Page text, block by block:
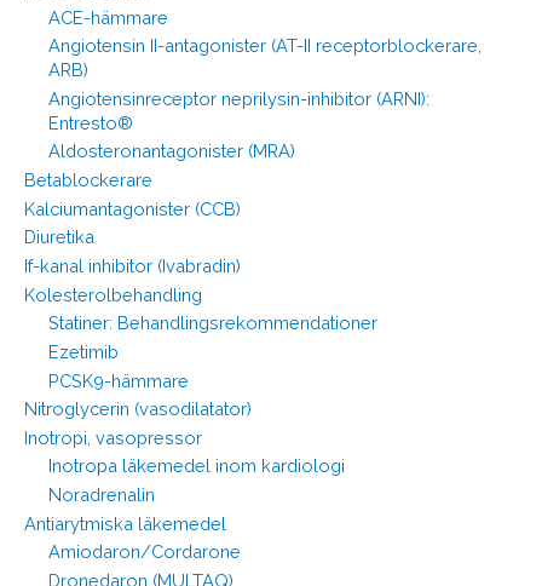
ACE-hämmare
Angiotensin II-antagonister (AT-II receptorblockerare,
ARB)
Angiotensinreceptor neprilysin-inhibitor (ARNI):
Entresto®
Aldosteronantagonister (MRA)
Betablockerare
Kalciumantagonister (CCB)
Diuretika
If-kanal inhibitor (Ivabradin)
Kolesterolbehandling
Statiner: Behandlingsrekommendationer
Ezetimib
PCSK9-hämmare
Nitroglycerin (vasodilatator)
Inotropi, vasopressor
Inotropa läkemedel inom kardiologi
Noradrenalin
Antiarytmiska läkemedel
Amiodaron/Cordarone
Dronedaron (MULTAQ)